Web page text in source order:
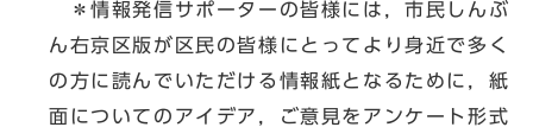
＊情報発信サポーターの皆様には，市民しんぶ
ん右京区版が区民の皆様にとってより身近で多く
の方に読んでいただける情報紙となるために，紙
面についてのアイデア，ご意見をアンケート形式